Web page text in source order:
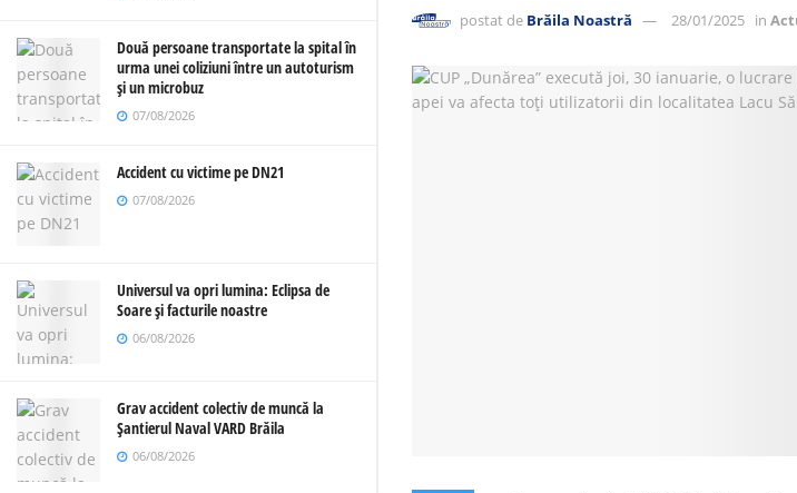
Două persoane transportate la spital în
urma unei coliziuni între un autoturism
și un microbuz
07/08/2026
Accident cu victime pe DN21
07/08/2026
Universul va opri lumina: Eclipsa de
Soare și facturile noastre
06/08/2026
Grav accident colectiv de muncă la
Șantierul Naval VARD Brăila
06/08/2026
postat de Brăila Noastră 28/01/2025 in